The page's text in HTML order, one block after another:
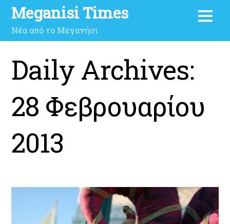
Meganisi Times
Νέα από το Μεγανήσι
Daily Archives:
28 Φεβρουαρίου
2013